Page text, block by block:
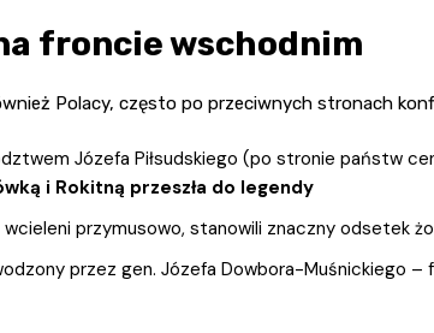
froncie wschodnim
Polacy, często po przeciwnych stronach
Józefa Piłsudskiego (po stronie państw
i Rokitną przeszła do legendy
przymusowo, stanowili znaczny odsetek
przez gen. Józefa Dowbora-Muśnickiego